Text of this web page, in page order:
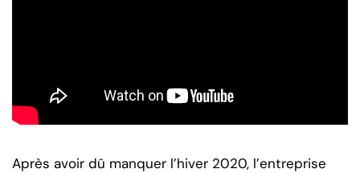
Après avoir dû manquer l’hiver 2020, l’entreprise